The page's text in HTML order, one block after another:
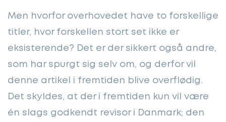
Men hvorfor overhovedet have to forskellige
titler, hvor forskellen stort set ikke er
eksisterende? Det er der sikkert også andre,
som har spurgt sig selv om, og derfor vil
denne artikel i fremtiden blive overflødig.
Det skyldes, at der i fremtiden kun vil være
én slags godkendt revisor i Danmark; den